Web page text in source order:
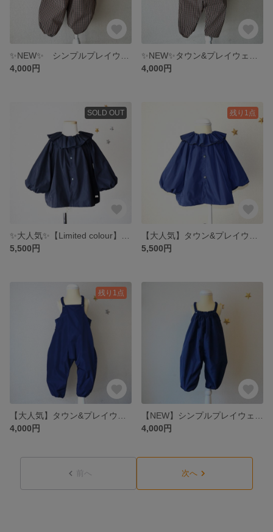
4,000円
4,000円
SOLD OUT
5,500円
残り1点
5,500円
残り1点
4,000円
4,000円
前へ 次へ